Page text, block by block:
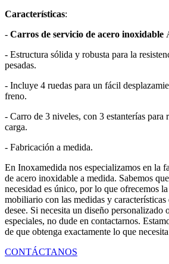
Características:
- Carros de servicio de acero inoxidable
- Estructura sólida y robusta para la
pesadas.
- Incluye 4 ruedas para un fácil
freno.
- Carro de 3 niveles, con 3 estanterías para
carga.
- Fabricación a medida.
En Inoxamedida nos especializamos en la
de acero inoxidable a medida. Sabemos
necesidad es único, por lo que ofrecemos
mobiliario con las medidas y características
desee. Si necesita un diseño personalizado
especiales, no dude en contactarnos.
de que obtenga exactamente lo que
CONTÁCTANOS